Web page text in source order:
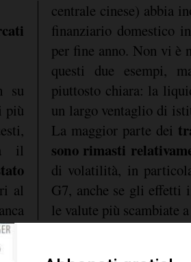
su
più
il
al
centrale cinese) abbia
finanziario domestico
per fine anno. Non vi è
questi due esempi,
piuttosto chiara: la
un largo ventaglio di
La maggior parte dei
sono rimasti
di volatilità, in
G7, anche se gli effetti
le valute più scambiate